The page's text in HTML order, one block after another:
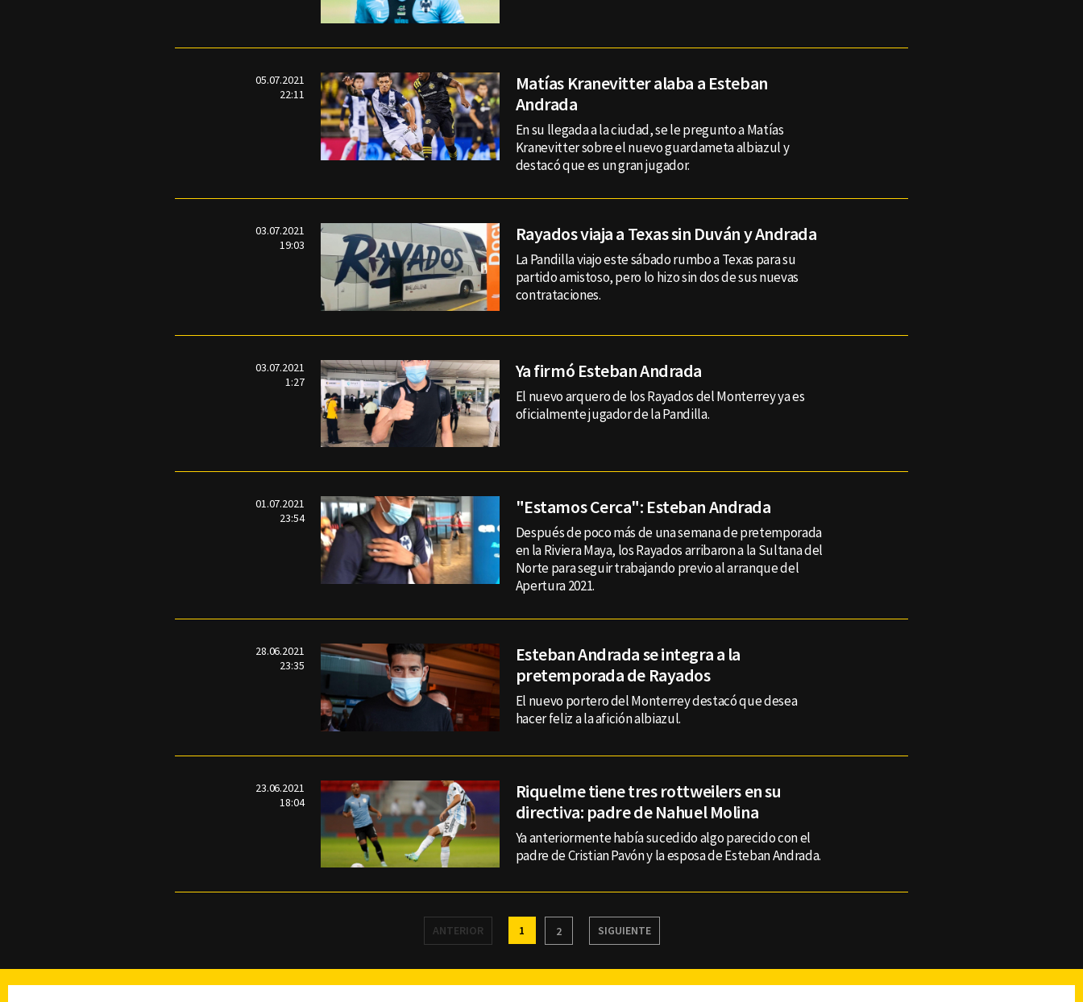
05.07.2021
22:11
Matías Kranevitter alaba a Esteban
Andrada
En su llegada a la ciudad, se le pregunto a Matías
Kranevitter sobre el nuevo guardameta albiazul y
destacó que es un gran jugador.
03.07.2021
19:03
Rayados viaja a Texas sin Duván y Andrada
La Pandilla viajo este sábado rumbo a Texas para su
partido amistoso, pero lo hizo sin dos de sus nuevas
contrataciones.
03.07.2021
1:27
Ya firmó Esteban Andrada
El nuevo arquero de los Rayados del Monterrey ya es
oficialmente jugador de la Pandilla.
01.07.2021
23:54
"Estamos Cerca": Esteban Andrada
Después de poco más de una semana de pretemporada
en la Riviera Maya, los Rayados arribaron a la Sultana del
Norte para seguir trabajando previo al arranque del
Apertura 2021.
28.06.2021
23:35
Esteban Andrada se integra a la
pretemporada de Rayados
El nuevo portero del Monterrey destacó que desea
hacer feliz a la afición albiazul.
23.06.2021
18:04
Riquelme tiene tres rottweilers en su
directiva: padre de Nahuel Molina
Ya anteriormente había sucedido algo parecido con el
padre de Cristian Pavón y la esposa de Esteban Andrada.
ANTERIOR 1 2 SIGUIENTE